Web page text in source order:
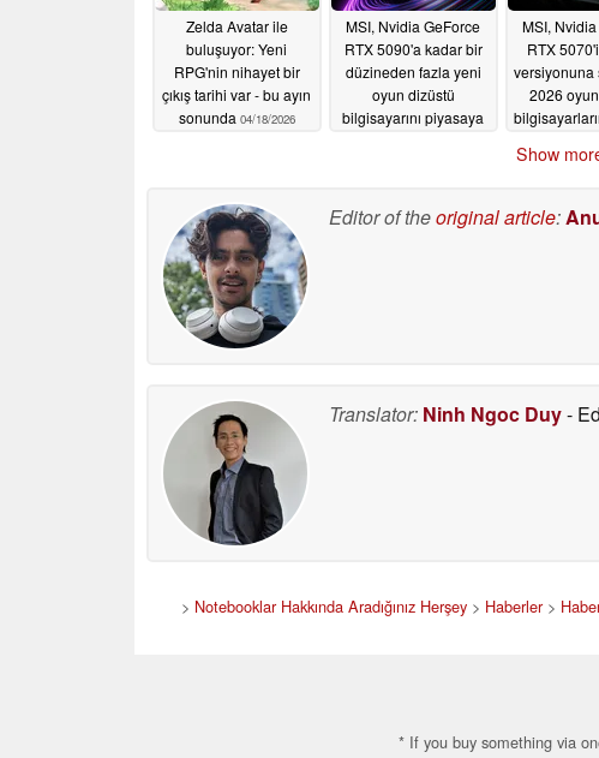
Zelda Avatar ile
buluşuyor: Yeni
RPG'nin nihayet bir
çıkış tarihi var - bu ayın
sonunda 04/18/2026
MSI, Nvidia GeForce
RTX 5090'a kadar bir
düzineden fazla yeni
oyun dizüstü
bilgisayarını piyasaya
MSI,
RTX
versiyonuna
2026
Show
Editor of theoriginal article:
Translator: Ninh Ngoc Duy-
> Notebooklar Hakkında Aradığınız Herşey > Haberler>
* If you buy something via